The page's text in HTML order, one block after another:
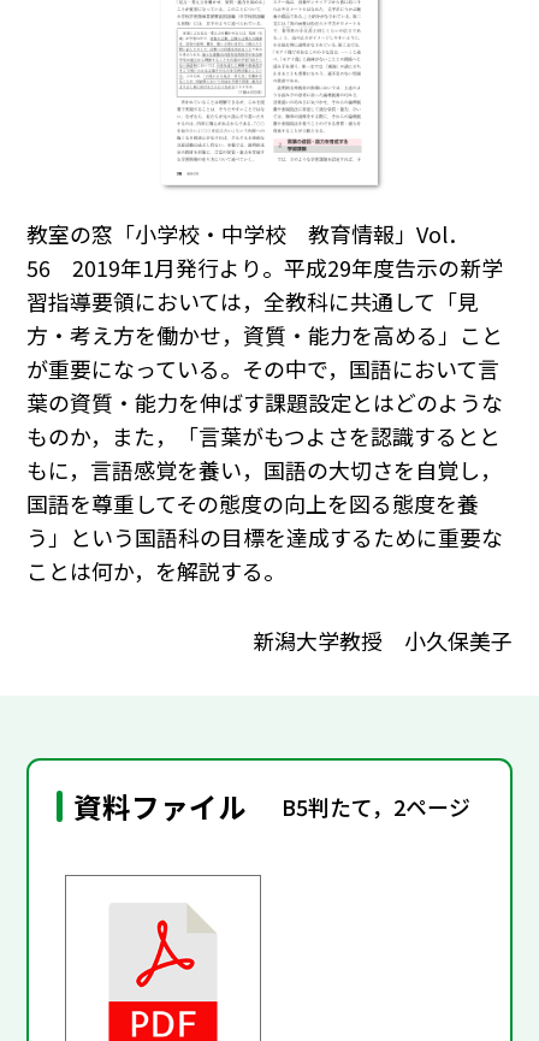
教室の窓「小学校・中学校 教育情報」Vol．
56 2019年1月発行より。平成29年度告示の新学
習指導要領においては，全教科に共通して「見
方・考え方を働かせ，資質・能力を高める」こと
が重要になっている。その中で，国語において言
葉の資質・能力を伸ばす課題設定とはどのような
ものか，また，「言葉がもつよさを認識するとと
もに，言語感覚を養い，国語の大切さを自覚し，
国語を尊重してその態度の向上を図る態度を養
う」という国語科の目標を達成するために重要な
ことは何か，を解説する。
新潟大学教授 小久保美子
資料ファイル B5判たて，2ページ